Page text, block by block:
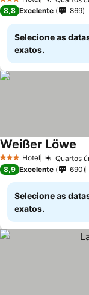
3 Estrelas
8,8 Excelente 869
Selecione as
exatos.
3 EstrelasHotel Quartos
Weißer Löwe
8,9 Excelente 690
Selecione as
exatos.